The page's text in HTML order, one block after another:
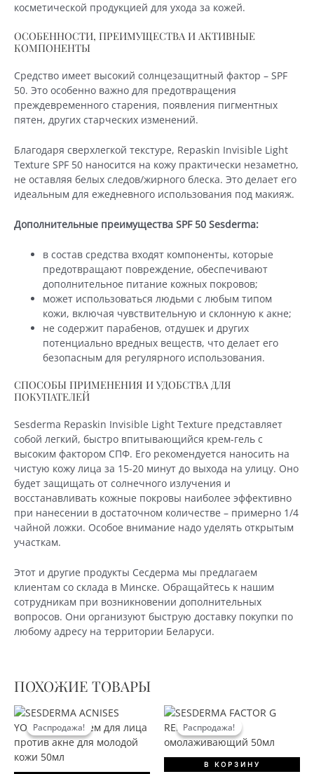
косметической продукцией для ухода за кожей.
ОСОБЕННОСТИ, ПРЕИМУЩЕСТВА И АКТИВНЫЕ
КОМПОНЕНТЫ
Средство имеет высокий солнцезащитный фактор – SPF
50. Это особенно важно для предотвращения
преждевременного старения, появления пигментных
пятен, других старческих изменений.
Благодаря сверхлегкой текстуре, Repaskin Invisible Light
Texture SPF 50 наносится на кожу практически незаметно,
не оставляя белых следов/жирного блеска. Это делает его
идеальным для ежедневного использования под макияж.
Дополнительные преимущества SPF 50 Sesderma:
в состав средства входят компоненты, которые
предотвращают повреждение, обеспечивают
дополнительное питание кожных покровов;
может использоваться людьми с любым типом
кожи, включая чувствительную и склонную к акне;
не содержит парабенов, отдушек и других
потенциально вредных веществ, что делает его
безопасным для регулярного использования.
СПОСОБЫ ПРИМЕНЕНИЯ И УДОБСТВА ДЛЯ
ПОКУПАТЕЛЕЙ
Sesderma Repaskin Invisible Light Texture представляет
собой легкий, быстро впитывающийся крем-гель с
высоким фактором СПФ. Его рекомендуется наносить на
чистую кожу лица за 15-20 минут до выхода на улицу. Оно
будет защищать от солнечного излучения и
восстанавливать кожные покровы наиболее эффективно
при нанесении в достаточном количестве – примерно 1/4
чайной ложки. Особое внимание надо уделять открытым
участкам.
Этот и другие продукты Сесдерма мы предлагаем
клиентам со склада в Минске. Обращайтесь к нашим
сотрудникам при возникновении дополнительных
вопросов. Они организуют быструю доставку покупки по
любому адресу на территории Беларуси.
ПОХОЖИЕ ТОВАРЫ
Распродажа!
Распродажа! Распродажа!
Распродажа!
В КОРЗИНУ